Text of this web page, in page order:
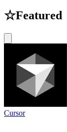
☆Featured
Cursor